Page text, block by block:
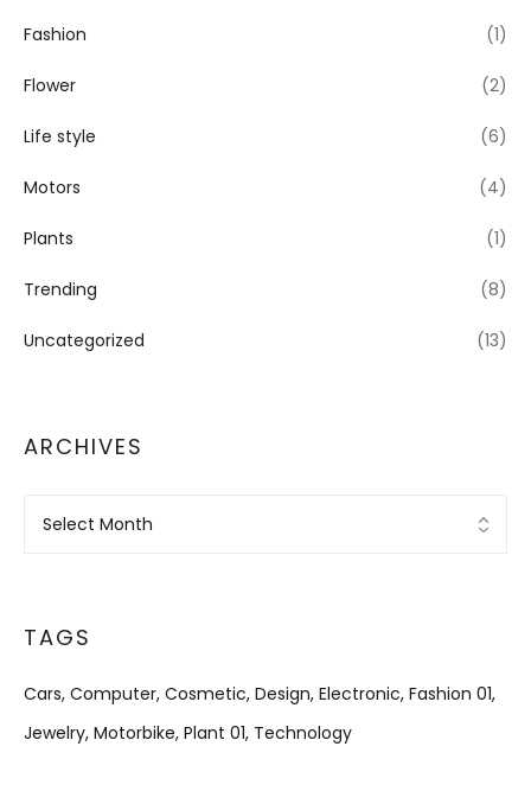
Fashion (1)
Flower (2)
Life style (6)
Motors (4)
Plants (1)
Trending (8)
Uncategorized (13)
ARCHIVES
TAGS
Cars Computer Cosmetic Design Electronic Fashion 01
Jewelry Motorbike Plant 01 Technology